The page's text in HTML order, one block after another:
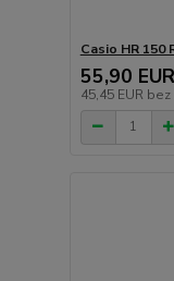
Casio HR 150
55,90 EUR
45,45 EUR bez